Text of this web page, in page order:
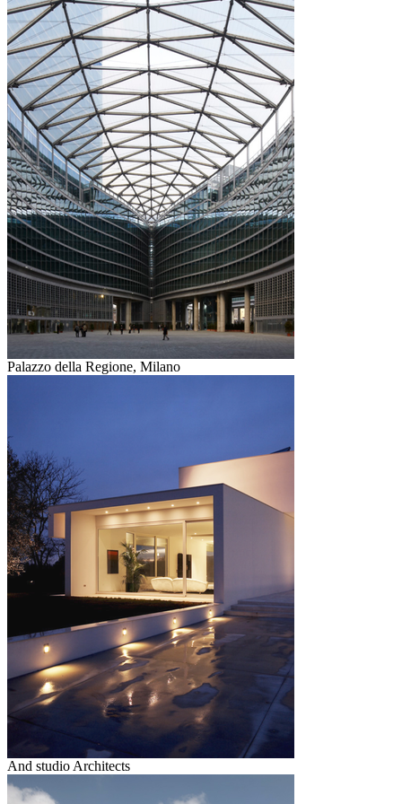
Palazzo della Regione, Milano
And studio Architects